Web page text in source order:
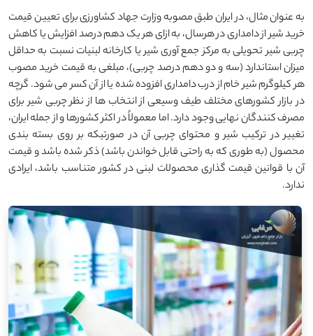
به عنوان مثال، در ایران طبق مصوبه وزارت جهاد کشاورزی برای تعیین قیمت
خرید شیر از دامداری در هرسال، به ازای هر یک دهم درصد افزایش یا کاهش
چربی شیر تحویلی به مرکز جمع آوری شیر یا کارخانه لبنیات نسبت به حداقل
میزان استاندارد (سه و دو دهم درصد چربی)، مبلغی به قیمت خرید مصوب
هر کیلوگرم شیر خام از درب دامداری افزوده شده یا از آن کسر می شود. گرچه
در بازار کشورهای مختلف طیف وسیعی از انتخاب ها از نظر چربی شیر برای
مصرف کنندگان نهایی وجود دارد. اما معمولاً در اکثر کشورها و از جمله ایران،
تغییر در ترکیب شیر و محتوای چربی آن در صورتیکه بر روی بسته بندی
محصول (به طوری که به راحتی قابل خواندن باشد) ذکر شده باشد و قیمت
آن با قوانین قیمت گذاری محصولات لبنی در کشور متناسب باشد، ایرادی
ندارد.